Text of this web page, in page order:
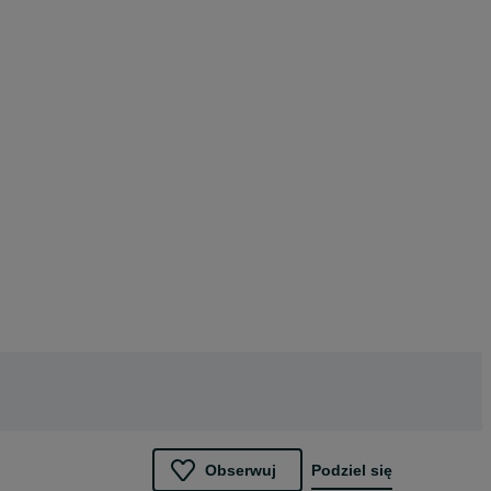
Obserwuj Podziel się